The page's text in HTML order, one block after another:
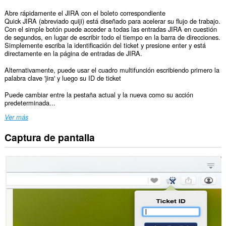
Abre rápidamente el JIRA con el boleto correspondiente
Quick JIRA (abreviado quiji) está diseñado para acelerar su flujo de trabajo.
Con el simple botón puede acceder a todas las entradas JIRA en cuestión
de segundos, en lugar de escribir todo el tiempo en la barra de direcciones.
Simplemente escriba la identificación del ticket y presione enter y está
directamente en la página de entradas de JIRA.
Alternativamente, puede usar el cuadro multifunción escribiendo primero la
palabra clave 'jira' y luego su ID de ticket
Puede cambiar entre la pestaña actual y la nueva como su acción
predeterminada...
Ver más
Captura de pantalla